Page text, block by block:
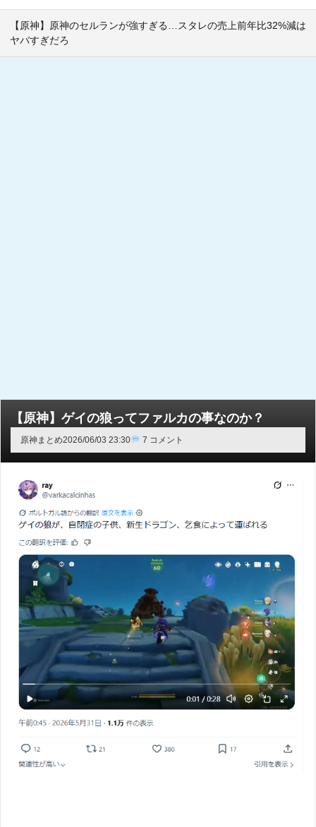
【原神】原神のセルランが強すぎる…スタレの売上前年比32%減は
ヤバすぎだろ
【原神】ゲイの狼ってファルカの事なのか？
原神まとめ2026/06/03 23:30 7 コメント